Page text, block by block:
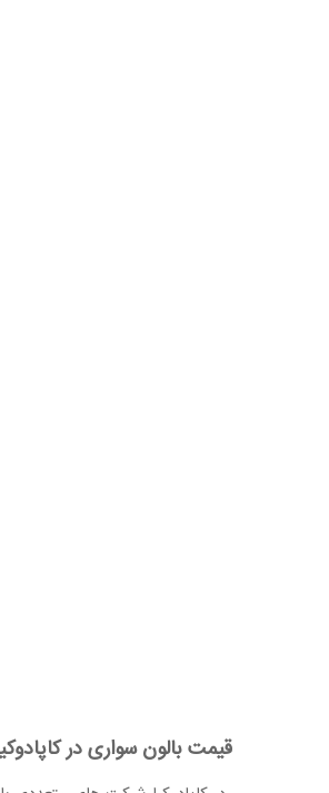
قیمت بالون سواری در